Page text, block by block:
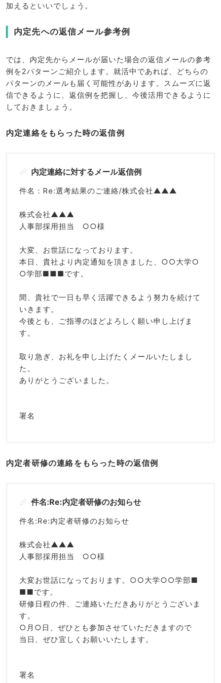
加えるといいでしょう。
内定先への返信メール参考例
では、内定先からメールが届いた場合の返信メールの参考
例を2パターンご紹介します。就活中であれば、どちらの
パターンのメールも届く可能性があります。スムーズに返
信できるように、返信例を把握し、今後活用できるように
しておきましょう。
内定連絡をもらった時の返信例
内定連絡に対するメール返信例
件名：Re:選考結果のご連絡/株式会社▲▲▲
株式会社▲▲▲
人事部採用担当 ○○様
大変、お世話になっております。
本日、貴社より内定通知を頂きました、○○大学○
○学部■■■です。
間、貴社で一日も早く活躍できるよう努力を続けて
いきます。
今後とも、ご指導のほどよろしく願い申し上げま
す。
取り急ぎ、お礼を申し上げたくメールいたしまし
た。
ありがとうございました。
署名
内定者研修の連絡をもらった時の返信例
件名:Re:内定者研修のお知らせ
件名:Re:内定者研修のお知らせ
株式会社▲▲▲
人事部採用担当 ○○様
大変お世話になっております。○○大学○○学部■
■■です。
研修日程の件、ご連絡いただきありがとうございま
す。
○月○日、ぜひとも参加させていただきますので
当日、ぜひ宜しくお願いいたします。
署名